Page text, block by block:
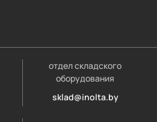
отдел складского
оборудования
sklad@inolta.by